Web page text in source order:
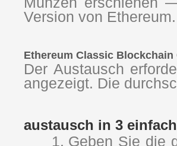
Version von Ethereum.
Ethereum Classic
Der Austausch
angezeigt. Die
austausch in 3
Geben Sie die